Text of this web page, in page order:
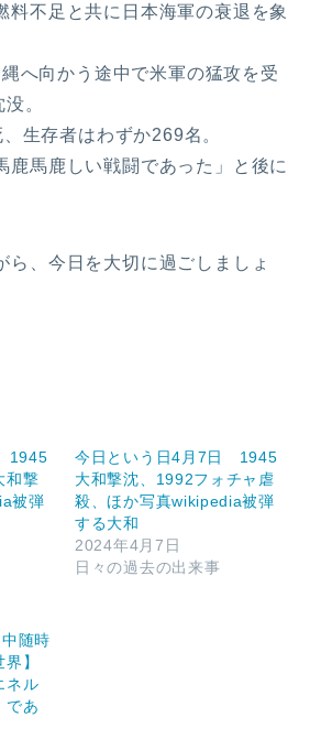
料不足と共に日本海軍の衰退を象
へ向かう途中で米軍の猛攻を受
。
生存者はわずか269名。
鹿馬鹿しい戦闘であった」と後に
ら、今日を大切に過ごしましょ
1945
和撃
被弾
今日という日4月7日 1945
大和撃沈、1992フォチャ虐
殺、ほか写真wikipedia被弾
する大和
2024年4月7日
日々の過去の出来事
随時
】
ネル
であ